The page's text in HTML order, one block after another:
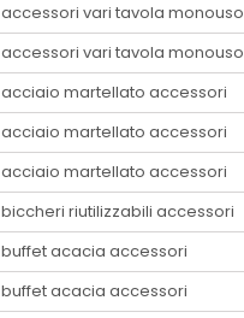
accessori vari tavola monouso
accessori vari tavola monouso
acciaio martellato accessori
acciaio martellato accessori
acciaio martellato accessori
biccheri riutilizzabili accessori
buffet acacia accessori
buffet acacia accessori